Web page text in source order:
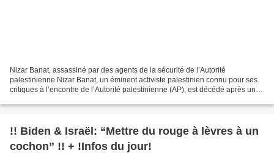
Nizar Banat, assassiné par des agents de la sécurité de l’Autorité
palestinienne Nizar Banat, un éminent activiste palestinien connu pour ses
critiques à l’encontre de l’Autorité palestinienne (AP), est décédé après un
!! Biden & Israël: “Mettre du rouge à lèvres à un
cochon” !! + !Infos du jour!